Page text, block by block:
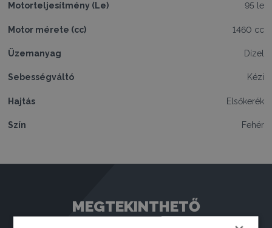
Motorteljesítmény (Le) 95 le
Motor mérete (cc) 1460 cc
Üzemanyag Dízel
Sebességváltó Kézi
Hajtás Elsőkerék
Szín Fehér
MEGTEKINTHETŐ